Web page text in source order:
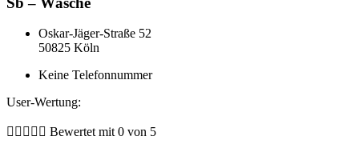
Oskar-Jäger-Straße 52
50825 Köln
Keine Telefonnummer
User-Wertung:
     Bewertet mit 0 von 5